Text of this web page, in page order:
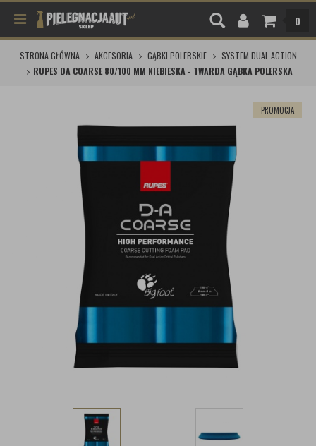
0
STRONA GŁÓWNA AKCESORIA GĄBKI POLERSKIE
SYSTEM DUAL ACTION
RUPES DA COARSE 80/100 MM NIEBIESKA - TWARDA GĄBKA POLERSKA
PROMOCJA